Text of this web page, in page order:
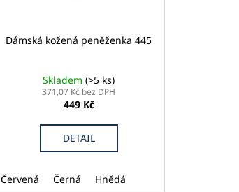
Dámská kožená peněženka 445
Skladem(>5 ks)
371,07 Kč bez DPH
449 Kč
DETAIL
Červená Černá Hnědá